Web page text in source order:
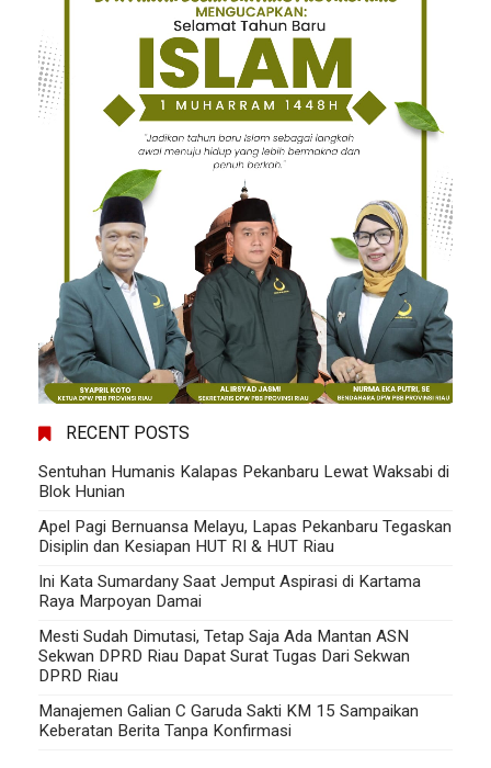
RECENT POSTS
Sentuhan Humanis Kalapas Pekanbaru Lewat Waksabi di
Blok Hunian
Apel Pagi Bernuansa Melayu, Lapas Pekanbaru Tegaskan
Disiplin dan Kesiapan HUT RI & HUT Riau
Ini Kata Sumardany Saat Jemput Aspirasi di Kartama
Raya Marpoyan Damai
Mesti Sudah Dimutasi, Tetap Saja Ada Mantan ASN
Sekwan DPRD Riau Dapat Surat Tugas Dari Sekwan
DPRD Riau
Manajemen Galian C Garuda Sakti KM 15 Sampaikan
Keberatan Berita Tanpa Konfirmasi